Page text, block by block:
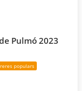
Pulmó 2023
populars